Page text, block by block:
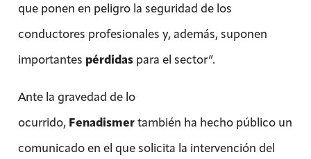
que ponen en peligro la seguridad de los
conductores profesionales y, además, suponen
importantes pérdidas para el sector”.
Ante la gravedad de lo
ocurrido, Fenadismer también ha hecho público un
comunicado en el que solicita la intervención del